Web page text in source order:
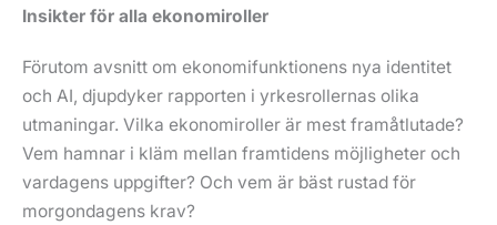
Insikter för alla ekonomiroller
Förutom avsnitt om ekonomifunktionens nya identitet
och AI, djupdyker rapporten i yrkesrollernas olika
utmaningar. Vilka ekonomiroller är mest framåtlutade?
Vem hamnar i kläm mellan framtidens möjligheter och
vardagens uppgifter? Och vem är bäst rustad för
morgondagens krav?